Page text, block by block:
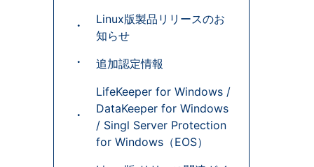
Linux版製品リリースのお
知らせ
追加認定情報
LifeKeeper for Windows /
DataKeeper for Windows
/ Singl Server Protection
for Windows（EOS）